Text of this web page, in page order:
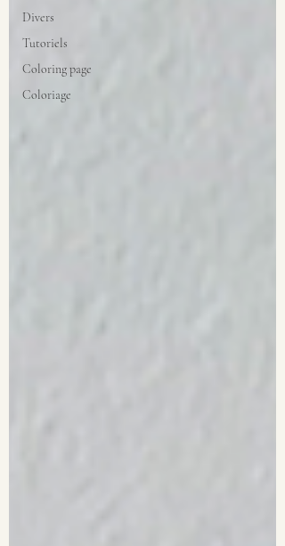
Divers
Tutoriels
Coloring page
Coloriage